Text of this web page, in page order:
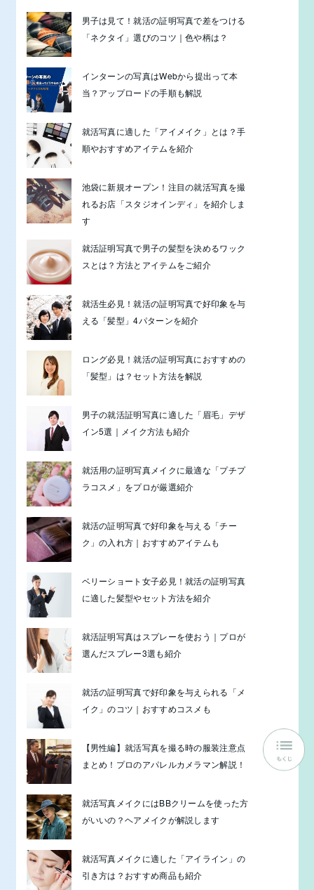
男子は見て！就活の証明写真で差をつける
「ネクタイ」選びのコツ｜色や柄は？
インターンの写真はWebから提出って本
当？アップロードの手順も解説
就活写真に適した「アイメイク」とは？手
順やおすすめアイテムを紹介
池袋に新規オープン！注目の就活写真を撮
れるお店「スタジオインディ」を紹介しま
す
就活証明写真で男子の髪型を決めるワック
スとは？方法とアイテムをご紹介
就活生必見！就活の証明写真で好印象を与
える「髪型」4パターンを紹介
ロング必見！就活の証明写真におすすめの
「髪型」は？セット方法を解説
男子の就活証明写真に適した「眉毛」デザ
イン5選｜メイク方法も紹介
就活用の証明写真メイクに最適な「プチプ
ラコスメ」をプロが厳選紹介
就活の証明写真で好印象を与える「チー
ク」の入れ方｜おすすめアイテムも
ベリーショート女子必見！就活の証明写真
に適した髪型やセット方法を紹介
就活証明写真はスプレーを使おう｜プロが
選んだスプレー3選も紹介
就活の証明写真で好印象を与えられる「メ
イク」のコツ｜おすすめコスメも
【男性編】就活写真を撮る時の服装注意点
まとめ！プロのアパレルカメラマン解説！
就活写真メイクにはBBクリームを使った方
がいいの？ヘアメイクが解説します
就活写真メイクに適した「アイライン」の
引き方は？おすすめ商品も紹介